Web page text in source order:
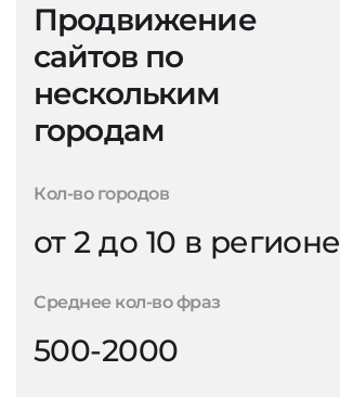
Продвижение
сайтов по
нескольким
городам
Кол-во городов
от 2 до 10 в регионе
Среднее кол-во фраз
500-2000